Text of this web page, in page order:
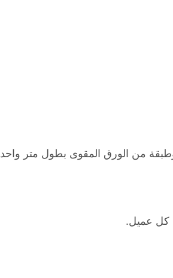
من الورق المقوى بطول متر واحد
كل عميل.